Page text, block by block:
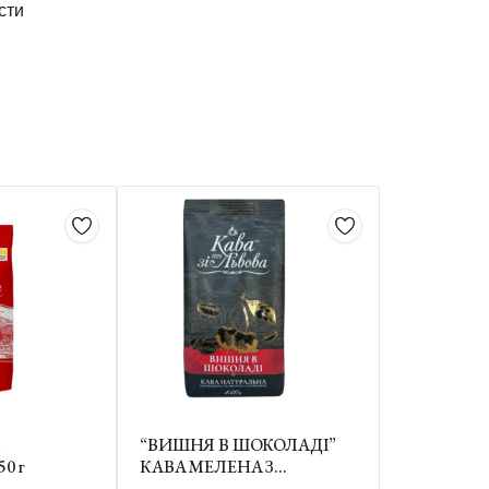
г
“ВИШНЯ В ШОКОЛАДІ”
КАВА МЕЛЕНА З